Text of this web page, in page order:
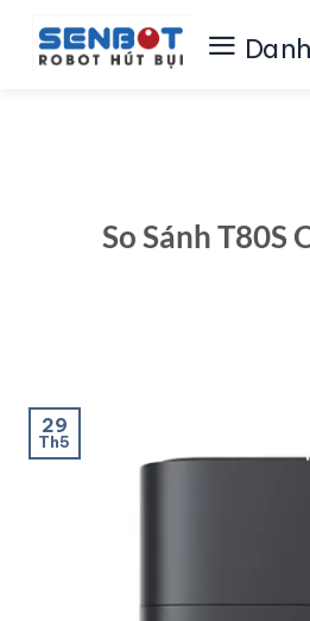
Chuyển
So Sánh T80S
29
Th5